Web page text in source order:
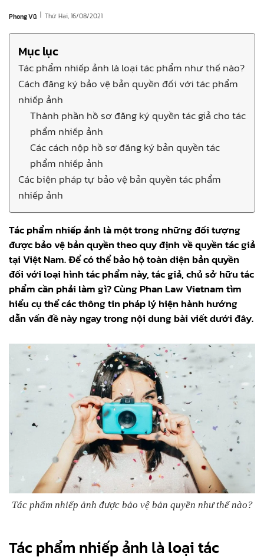
Phong Vũ | Thứ Hai, 16/08/2021
Mục lục
Tác phẩm nhiếp ảnh là loại tác phẩm như thế nào?
Cách đăng ký bảo vệ bản quyền đối với tác phẩm
nhiếp ảnh
Thành phần hồ sơ đăng ký quyền tác giả cho tác
phẩm nhiếp ảnh
Các cách nộp hồ sơ đăng ký bản quyền tác
phẩm nhiếp ảnh
Các biện pháp tự bảo vệ bản quyền tác phẩm
nhiếp ảnh
Tác phẩm nhiếp ảnh là một trong những đối tượng
được bảo vệ bản quyền theo quy định về quyền tác giả
tại Việt Nam. Để có thể bảo hộ toàn diện bản quyền
đối với loại hình tác phẩm này, tác giả, chủ sở hữu tác
phẩm cần phải làm gì? Cùng Phan Law Vietnam tìm
hiểu cụ thể các thông tin pháp lý hiện hành hướng
dẫn vấn đề này ngay trong nội dung bài viết dưới đây.
Tác phẩm nhiếp ảnh được bảo vệ bản quyền như thế nào?
Tác phẩm nhiếp ảnh là loại tác